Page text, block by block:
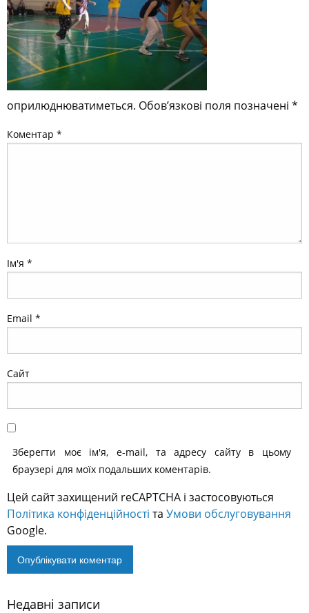
оприлюднюватиметься. Обов’язкові поля позначені *
Коментар *
Ім'я *
Email *
Сайт
Зберегти моє ім'я, e-mail, та адресу сайту в цьому
браузері для моїх подальших коментарів.
Цей сайт захищений reCAPTCHA і застосовуються
Політика конфіденційності та Умови обслуговування
Google.
Alternative:
Недавні записи